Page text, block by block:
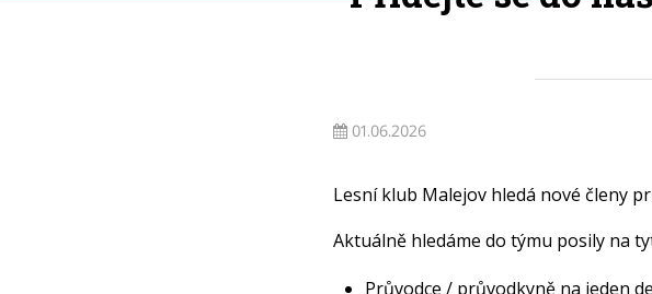
01.06.2026
Lesní klub Malejov hledá nové členy
Aktuálně hledáme do týmu posily na
Průvodce / průvodkyně na jeden